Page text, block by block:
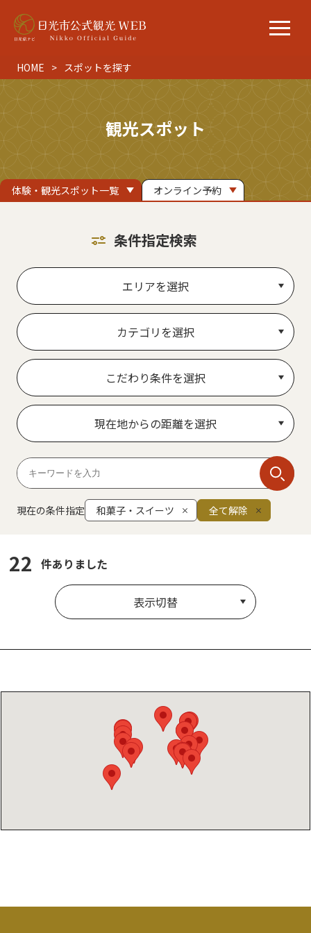
HOME スポットを探す
観光スポット
体験・観光スポット一覧 オンライン予約
条件指定検索
エリアを選択
カテゴリを選択
こだわり条件を選択
現在地からの距離を選択
現在の条件指定 和菓子・スイーツ 全て解除
22 件ありました
表示切替